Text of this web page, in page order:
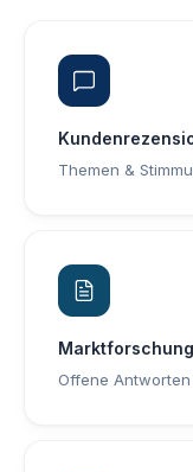
Themen &
Offene